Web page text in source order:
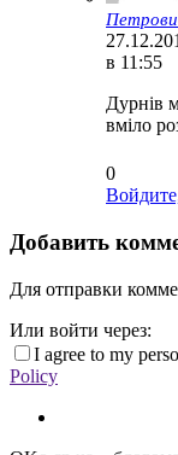
в 11:55
Дурнів
вміло
0
Добавить
Для отправки
Или войти через:
I agree to my
Policy